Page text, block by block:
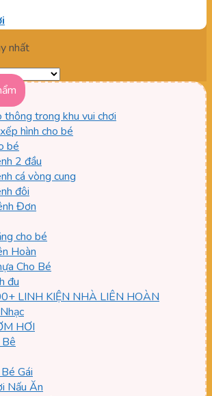
nhất
thông trong khu vui chơi
hình cho bé
bé
2 đầu
cá vòng cung
đôi
Đơn
cho bé
Hoàn
Cho Bé
đu
LINH KIỆN NHÀ LIÊN HOÀN
HƠI
Gái
Nấu Ăn